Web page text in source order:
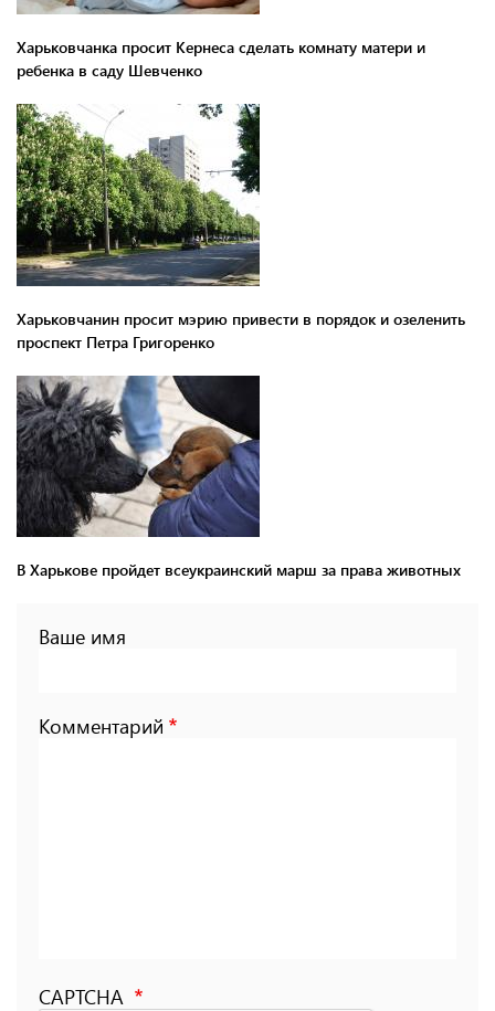
Харьковчанка просит Кернеса сделать комнату матери и
ребенка в саду Шевченко
Харьковчанин просит мэрию привести в порядок и озеленить
проспект Петра Григоренко
В Харькове пройдет всеукраинский марш за права животных
Ваше имя
Комментарий
CAPTCHA